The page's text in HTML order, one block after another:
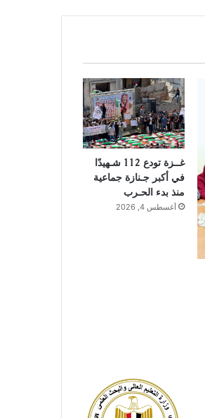
غــزة تودع 112 شـهيدًا
في أكبر جـنازة جماعية
منذ بدء الحـرب
أغسطس 4, 2026